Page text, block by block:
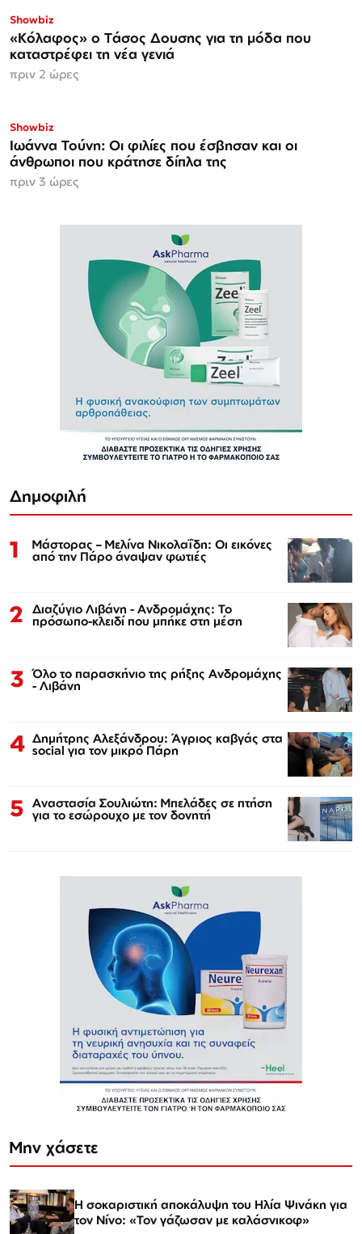
Showbiz
«Κόλαφος» o Tάσος Δουσης για τη μόδα που
καταστρέφει τη νέα γενιά
πριν 2 ώρες
Showbiz
Ιωάννα Τούνη: Οι φιλίες που έσβησαν και οι
άνθρωποι που κράτησε δίπλα της
πριν 3 ώρες
Δημοφιλή
1 Μάστορας – Μελίνα Νικολαΐδη: Οι εικόνες
από την Πάρο άναψαν φωτιές
2 Διαζύγιο Λιβάνη - Ανδρομάχης: Το
πρόσωπο-κλειδί που μπήκε στη μέση
3 Όλο το παρασκήνιο της ρήξης Ανδρομάχης
- Λιβάνη
4 Δημήτρης Αλεξάνδρου: Άγριος καβγάς στα
social για τον μικρό Πάρη
5 Αναστασία Σουλιώτη: Μπελάδες σε πτήση
για το εσώρουχο με τον δονητή
Μην χάσετε
Η σοκαριστική αποκάλυψη του Ηλία Ψινάκη για
τον Νίνο: «Τον γάζωσαν με καλάσνικοφ»